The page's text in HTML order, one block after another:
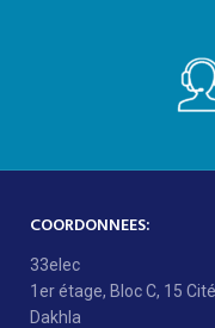
COORDONNEES:
33elec
1er étage, Bloc C, 15 Cité
Dakhla